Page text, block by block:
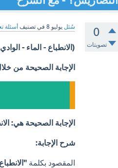
0
تصويتات
سُئل يوليو 8 في تصنيف أسئلة
(الانطباع - الماء -
الإجابة الصحيحة من
الإجابة الصحيحة هي:
شرح الإجابة:
المقصود بكلمة